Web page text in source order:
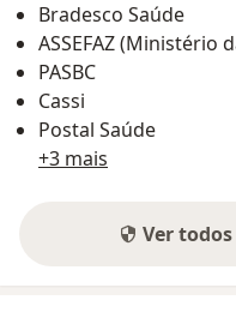
Bradesco Saúde
ASSEFAZ (Ministério
PASBC
Cassi
Postal Saúde
+3 mais
Ver